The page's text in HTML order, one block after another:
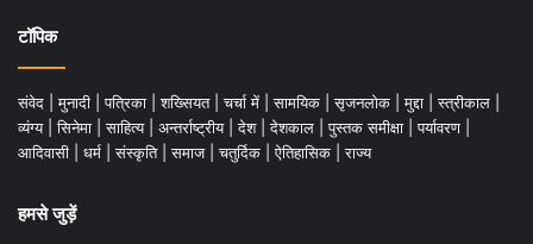
टॉपिक
संवेद मुनादी पत्रिका शख्सियत चर्चा में सामयिक सृजनलोक मुद्दा स्त्रीकाल
व्यंग्य
सिनेमा साहित्य अन्तर्राष्ट्रीय देश देशकाल पुस्तक समीक्षा पर्यावरण
आदिवासी
धर्म संस्कृति समाज चतुर्दिक ऐतिहासिक राज्य
हमसे जुड़ें